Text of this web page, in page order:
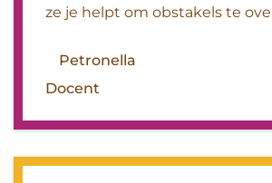
ze je helpt om obstakels te
Petronella
Docent